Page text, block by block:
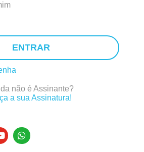
ENTRAR
não é Assinante?
a sua Assinatura!